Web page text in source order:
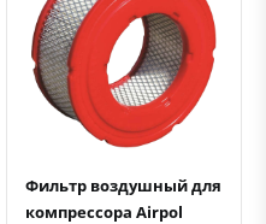
Быстрый просмотр
Добавить к сравнению
Добавить в избранное
Фильтр воздушный для
компрессора Airpol